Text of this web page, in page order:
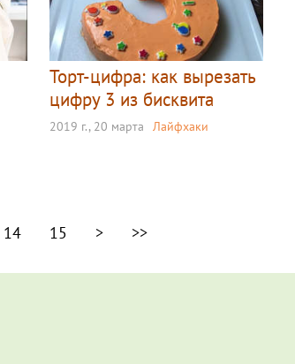
Торт-цифра: как вырезать
цифру 3 из бисквита
2019 г., 20 марта Лайфхаки
14 15 > >>